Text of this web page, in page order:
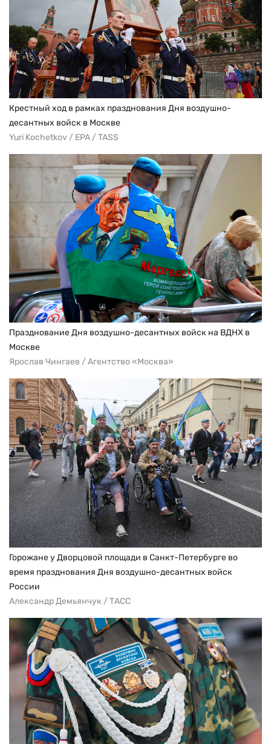
Крестный ход в рамках празднования Дня воздушно-
десантных войск в Москве
Yuri Kochetkov / EPA / TASS
Празднование Дня воздушно-десантных войск на ВДНХ в
Москве
Ярослав Чингаев / Агентство «Москва»
Горожане у Дворцовой площади в Санкт-Петербурге во
время празднования Дня воздушно-десантных войск
России
Александр Демьянчук / ТАСС